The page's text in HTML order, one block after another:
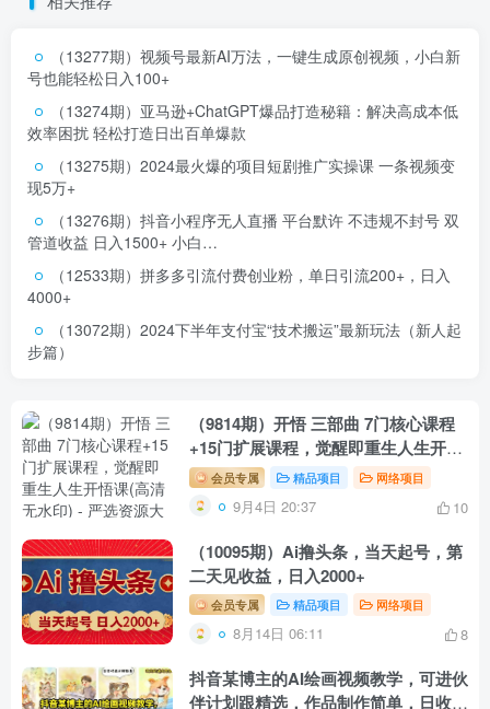
（13277期）视频号最新AI万法，一键生成原创视频，小白新
号也能轻松日入100+
（13274期）亚马逊+ChatGPT爆品打造秘籍：解决高成本低
效率困扰 轻松打造日出百单爆款
（13275期）2024最火爆的项目短剧推广实操课 一条视频变
现5万+
（13276期）抖音小程序无人直播 平台默许 不违规不封号 双
管道收益 日入1500+ 小白…
（12533期）拼多多引流付费创业粉，单日引流200+，日入
4000+
（13072期）2024下半年支付宝“技术搬运”最新玩法（新人起
步篇）
（9814期）开悟 三部曲 7门核心课程
+15门扩展课程，觉醒即重生人生开悟
课(高清无水印)
会员专属 精品项目 网络项目
9月4日 20:37 10
（10095期）Ai撸头条，当天起号，第
二天见收益，日入2000+
会员专属 精品项目 网络项目
8月14日 06:11 8
抖音某博主的AI绘画视频教学，可进伙
伴计划跟精选，作品制作简单，日收益